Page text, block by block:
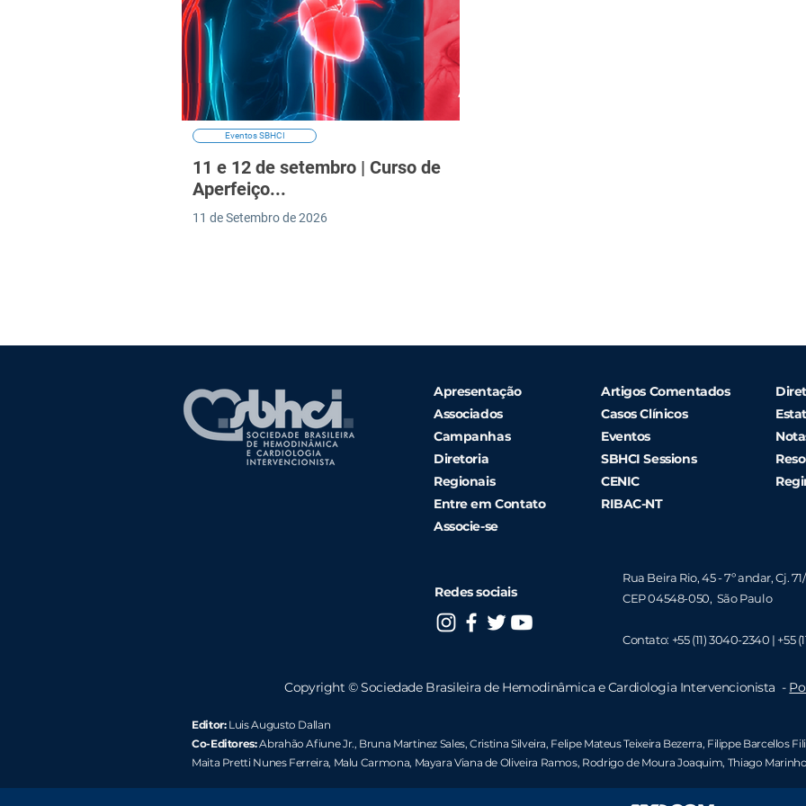
Eventos SBHCI
11 e 12 de setembro | Curso de
Aperfeiço...
11 de Setembro de 2026
Apresentação
Associados
Campanhas
Diretoria
Regionais
Entre em Contato
Associe-se
Artigos Comentados
Casos Clínicos
Eventos
SBHCI Sessions
CENIC
RIBAC-NT
Redes sociais
Rua Beira Rio, 45 - 7º andar, Cj.
CEP 04548-050, São Paulo
Contato: +55 (11) 3040-2340 | +55
Copyright ©Sociedade Brasileira de Hemodinâmica e Cardiologia Intervencionista -
Editor: Luis Augusto Dallan
Co-Editores:Abrahão Afiune Jr., Bruna Martinez Sales, Cristina Silveira, Felipe Mateus Teixeira Bezerra, Filippe Barcellos
Maita Pretti Nunes Ferreira, Malu Carmona, Mayara Viana de Oliveira Ramos, Rodrigo de Moura Joaquim, Thiago